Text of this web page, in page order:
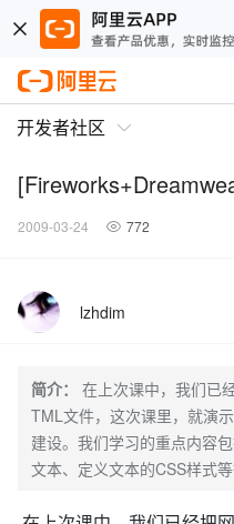
开发者社区
2009-03-24 772
lzhdim
简介：
在上次课中，我们已
TML文件，这次课里，就演
建设。我们学习的重点内容
文本、定义文本的CSS样式等